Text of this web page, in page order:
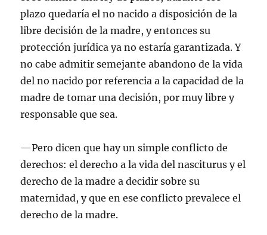
plazo quedaría el no nacido a disposición de la
libre decisión de la madre, y entonces su
protección jurídica ya no estaría garantizada. Y
no cabe admitir semejante abandono de la vida
del no nacido por referencia a la capacidad de la
madre de tomar una decisión, por muy libre y
responsable que sea.
—Pero dicen que hay un simple conflicto de
derechos: el derecho a la vida del nasciturus y el
derecho de la madre a decidir sobre su
maternidad, y que en ese conflicto prevalece el
derecho de la madre.